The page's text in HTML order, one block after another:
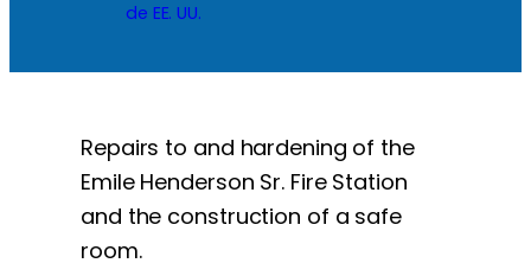
de EE. UU.
Repairs to and hardening of the
Emile Henderson Sr. Fire Station
and the construction of a safe
room.